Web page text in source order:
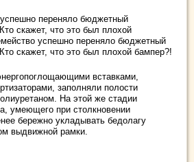
переняло бюджетный
скажет, что это был плохой
успешно переняло бюджетный
скажет, что это был плохой бампер?!
вставками,
заполняли полости
На этой же стадии
умеющего при столкновении
бережно укладывать бедолагу
выдвижной рамки.